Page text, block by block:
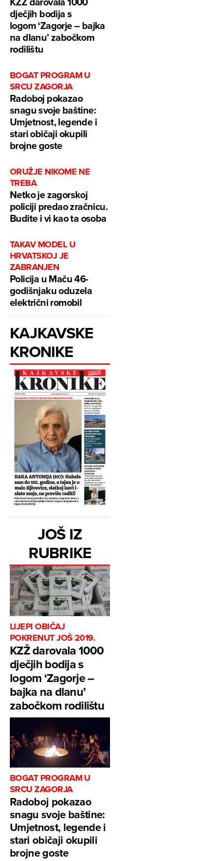
dječjih bodija s
logom ‘Zagorje – bajka
na dlanu’ zabočkom
rodilištu
BOGAT PROGRAM U
SRCU ZAGORJA
Radoboj pokazao
snagu svoje baštine:
Umjetnost, legende i
stari običaji okupili
brojne goste
ORUŽJE NIKOME NE
TREBA
Netko je zagorskoj
policiji predao zračnicu.
Budite i vi kao ta osoba
TAKAV MODEL U
HRVATSKOJ JE
ZABRANJEN
Policija u Maču 46-
godišnjaku oduzela
električni romobil
KAJKAVSKE
KRONIKE
JOŠ IZ
RUBRIKE
LIJEPI OBIČAJ
POKRENUT JOŠ 2019.
KZŽ darovala 1000
dječjih bodija s
logom ‘Zagorje –
bajka na dlanu’
zabočkom rodilištu
BOGAT PROGRAM U
SRCU ZAGORJA
Radoboj pokazao
snagu svoje baštine:
Umjetnost, legende i
stari običaji okupili
brojne goste